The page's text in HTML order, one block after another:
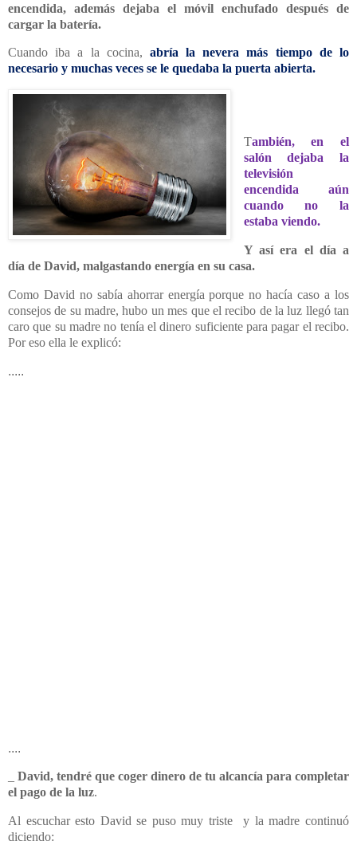
encendida, además dejaba el móvil enchufado después de
cargar la batería.
Cuando iba a la cocina, abría la nevera más tiempo de lo
necesario y muchas veces se le quedaba la puerta abierta.
También, en el
salón dejaba la
televisión
encendida aún
cuando no la
estaba viendo.
Y así era el día a
día de David, malgastando energía en su casa.
Como David no sabía ahorrar energía porque no hacía caso a los
consejos de su madre, hubo un mes que el recibo de la luz llegó tan
caro que su madre no tenía el dinero suficiente para pagar el recibo.
Por eso ella le explicó:
.....
....
David, tendré que coger dinero de tu alcancía para completar
el pago de la luz.
Al escuchar esto David se puso muy triste y la madre continuó
diciendo: